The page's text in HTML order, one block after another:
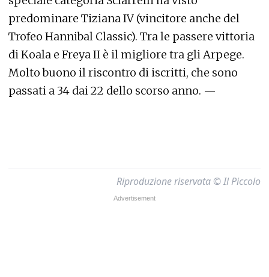
predominare Tiziana IV (vincitore anche del
Trofeo Hannibal Classic). Tra le passere vittoria
di Koala e Freya II è il migliore tra gli Arpege.
Molto buono il riscontro di iscritti, che sono
passati a 34 dai 22 dello scorso anno. —
Riproduzione riservata © Il Piccolo